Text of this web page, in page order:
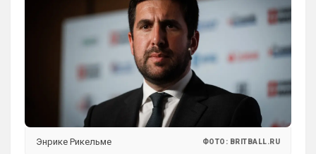
Энрике Рикельме ФОТО: BRITBALL.RU